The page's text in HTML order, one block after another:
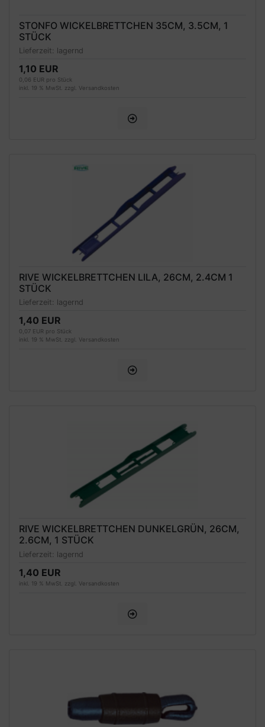
STONFO WICKELBRETTCHEN 35CM, 3.5CM, 1
STÜCK
Lieferzeit: lagernd
1,10 EUR
0,06 EUR pro Stück
inkl. 19 % MwSt. zzgl. Versandkosten
RIVE WICKELBRETTCHEN LILA, 26CM, 2.4CM 1
STÜCK
Lieferzeit: lagernd
1,40 EUR
0,07 EUR pro Stück
inkl. 19 % MwSt. zzgl. Versandkosten
RIVE WICKELBRETTCHEN DUNKELGRÜN, 26CM,
2.6CM, 1 STÜCK
Lieferzeit: lagernd
1,40 EUR
inkl. 19 % MwSt. zzgl. Versandkosten